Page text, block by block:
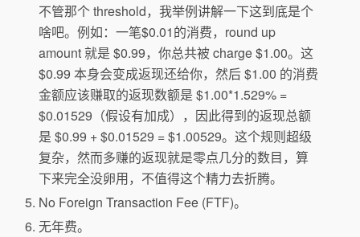
不管那个 threshold，我举例讲解一下这到底是个
啥吧。例如：一笔$0.01的消费，round up
amount 就是 $0.99，你总共被 charge $1.00。这
$0.99 本身会变成返现还给你，然后 $1.00 的消费
金额应该赚取的返现数额是 $1.00*1.529% =
$0.01529（假设有加成），因此得到的返现总额
是 $0.99 + $0.01529 = $1.00529。这个规则超级
复杂，然而多赚的返现就是零点几分的数目，算
下来完全没卵用，不值得这个精力去折腾。
No Foreign Transaction Fee (FTF)。
无年费。